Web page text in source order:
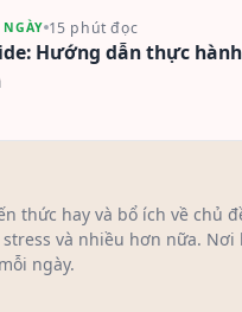
15 phút đọc
Hướng dẫn thực
thức hay và bổ ích về chủ
và nhiều hơn nữa. Nơi
ngày.